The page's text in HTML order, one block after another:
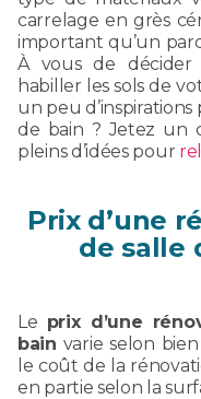
carrelage en grès
important qu’un
À vous de
habiller les sols de
un peu
de bain ? Jetez un
pleins d’idées pour
Prix d’une
de salle
Le prix d’une
bain varie selon
le coût de la
en partie selon la